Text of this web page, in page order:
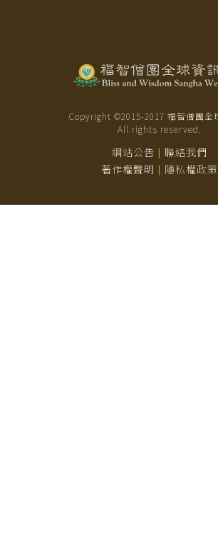
Copyright ©2015-2017 福智僧團全
All rights reserved.
網站公告 | 聯絡我們
著作權聲明 | 隱私權政策